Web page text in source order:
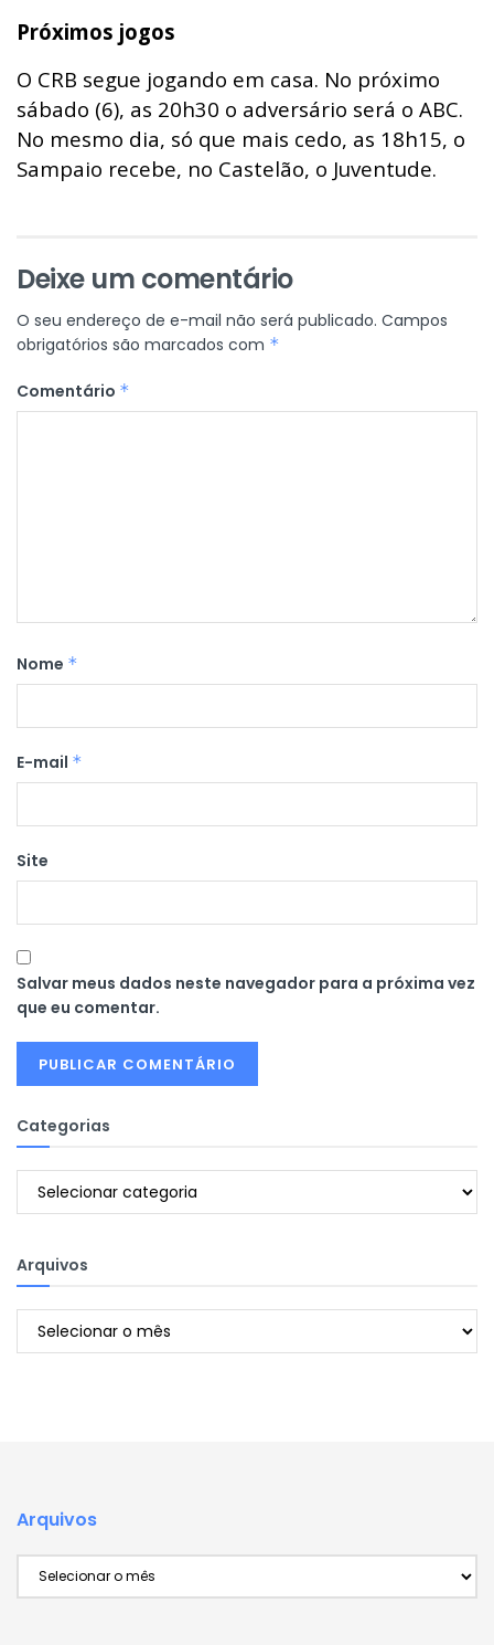
Próximos jogos
O CRB segue jogando em casa. No próximo
sábado (6), as 20h30 o adversário será o ABC.
No mesmo dia, só que mais cedo, as 18h15, o
Sampaio recebe, no Castelão, o Juventude.
Deixe um comentário
O seu endereço de e-mail não será publicado. Campos
obrigatórios são marcados com *
Comentário *
Nome *
E-mail *
Site
Salvar meus dados neste navegador para a próxima vez
que eu comentar.
Categorias
Categorias
Arquivos
Arquivos
Arquivos
Arquivos